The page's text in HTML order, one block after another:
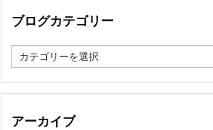
ブログカテゴリー
ロ
カ
ゴ
アーカイブ